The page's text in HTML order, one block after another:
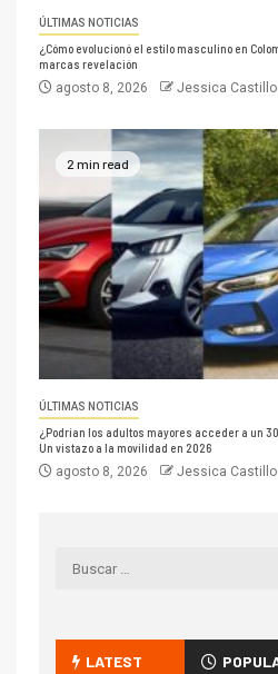
ÚLTIMAS NOTICIAS
¿Cómo evolucionó el estilo masculino en
marcas revelación
agosto 8, 2026 Jessica Castillo
2 min read
ÚLTIMAS NOTICIAS
¿Podrían los adultos mayores acceder a un
Un vistazo a la movilidad en 2026
agosto 8, 2026 Jessica Castillo
LATEST